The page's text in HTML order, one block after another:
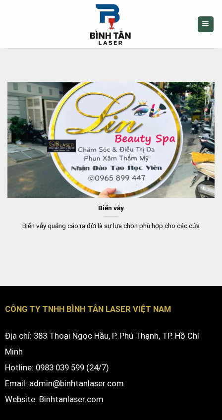
Biển vẫy
Biển vẫy quảng cáo ra đời là sự lựa chọn phù hợp cho các cửa
CÔNG TY TNHH BÌNH TÂN LASER VIỆT NAM
Địa chỉ: 383 Thoại Ngọc Hầu, P. Phú Thạnh, TP. Hồ Chí
Minh
Hotline: 0983 039 599 (24/7)
Email: admin@binhtanlaser.com
Website: Binhtanlaser.com